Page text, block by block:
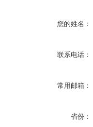
您的姓名：
联系电话：
常用邮箱：
省份：